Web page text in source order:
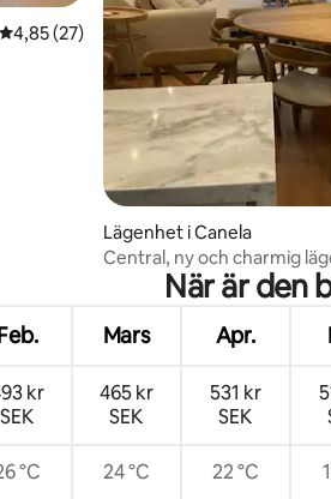
4,85 av 5 i genomsnittligt betyg, 27
4,85 (27)
Lägenhet i Canela
Central, ny och charmig
När är den
Mars Apr.
kr
SEK
465 kr
SEK
531 kr
SEK
°C 24 °C 22 °C